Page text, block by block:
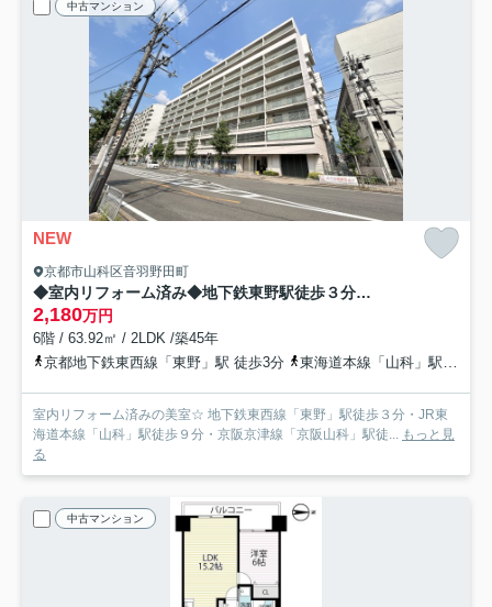
中古マンション
NEW
京都市山科区音羽野田町
◆室内リフォーム済み◆地下鉄東野駅徒歩３分◆スーパー徒歩１分◆進和山科ハイライフ
2,180万円
6階 / 63.92㎡ / 2LDK /築45年
京都地下鉄東西線「東野」駅 徒歩3分
東海道本線「山科」駅 徒歩9分
室内リフォーム済みの美室☆ 地下鉄東西線「東野」駅徒歩３分・JR東
海道本線「山科」駅徒歩９分・京阪京津線「京阪山科」駅徒... もっと見
る
中古マンション